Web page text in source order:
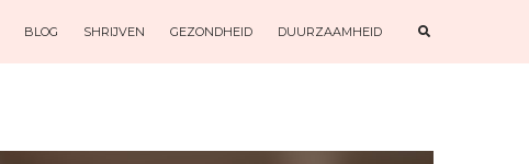
BLOG SHRIJVEN GEZONDHEID DUURZAAMHEID
R